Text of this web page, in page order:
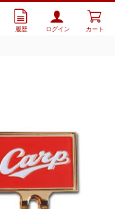
履歴 ログイン カート